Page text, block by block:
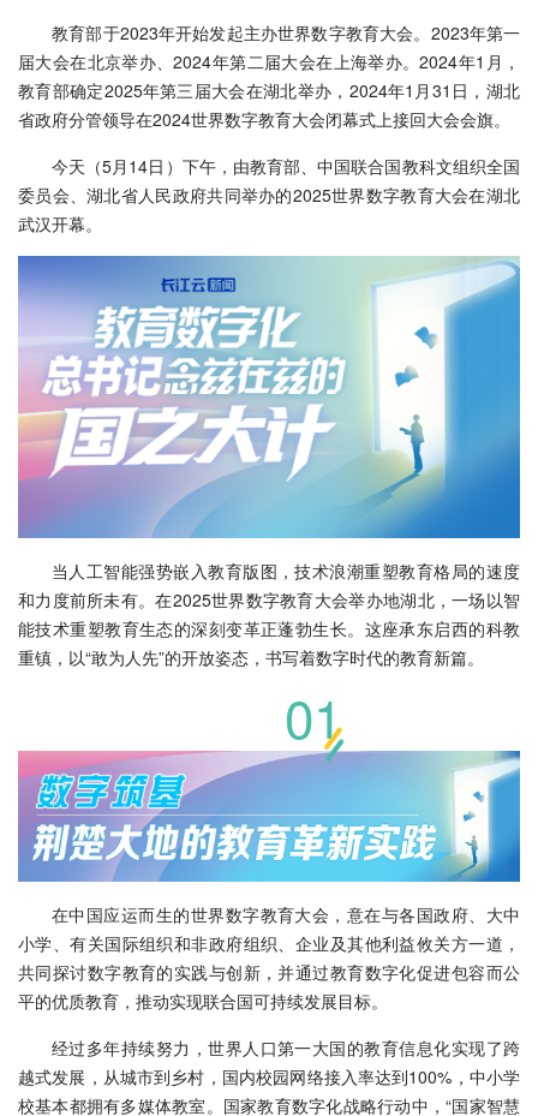
教育部于2023年开始发起主办世界数字教育大会。2023年第一
届大会在北京举办、2024年第二届大会在上海举办。2024年1月，
教育部确定2025年第三届大会在湖北举办，2024年1月31日，湖北
省政府分管领导在2024世界数字教育大会闭幕式上接回大会会旗。
今天（5月14日）下午，由教育部、中国联合国教科文组织全国
委员会、湖北省人民政府共同举办的2025世界数字教育大会在湖北
武汉开幕。
当人工智能强势嵌入教育版图，技术浪潮重塑教育格局的速度
和力度前所未有。在2025世界数字教育大会举办地湖北，一场以智
能技术重塑教育生态的深刻变革正蓬勃生长。这座承东启西的科教
重镇，以“敢为人先”的开放姿态，书写着数字时代的教育新篇。
01
在中国应运而生的世界数字教育大会，意在与各国政府、大中
小学、有关国际组织和非政府组织、企业及其他利益攸关方一道，
共同探讨数字教育的实践与创新，并通过教育数字化促进包容而公
平的优质教育，推动实现联合国可持续发展目标。
经过多年持续努力，世界人口第一大国的教育信息化实现了跨
越式发展，从城市到乡村，国内校园网络接入率达到100%，中小学
校基本都拥有多媒体教室。国家教育数字化战略行动中，“国家智慧